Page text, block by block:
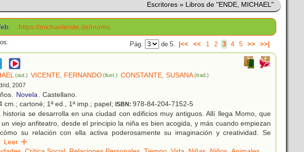
Escritores » Libros de "ENDE, MICHAEL"
https://michaelende.de/momo
Pág. de 5. |<< << 1 2 3 4 5 >> >>|
(aut.) VICENTE, FERNANDO(ilust.) CONSTANTE, SUSANA(trad.)
2007
Novela. Castellano.
cm.; cartoné; 1ª ed., 1ª imp.; papel; ISBN: 978-84-204-7152-5
se desarrolla en una ciudad con edificios muy antiguos. Allí llega Momo, que
viejo anfiteatro, desde el principio la niña es bien acogida, y más cuando empiezan
su relación con ella activa poderosamente su imaginación y creatividad. Se
Leer